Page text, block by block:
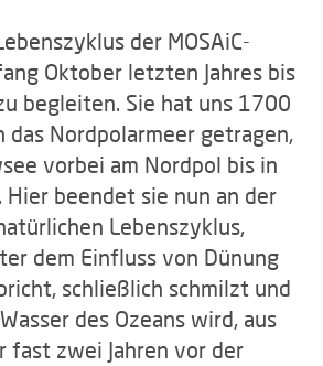
der MOSAiC-
Oktober letzten Jahres bis
begleiten. Sie hat uns 1700
das Nordpolarmeer getragen,
vorbei am Nordpol bis in
Hier beendet sie nun an der
Lebenszyklus,
dem Einfluss von Dünung
schließlich schmilzt und
des Ozeans wird, aus
fast zwei Jahren vor der